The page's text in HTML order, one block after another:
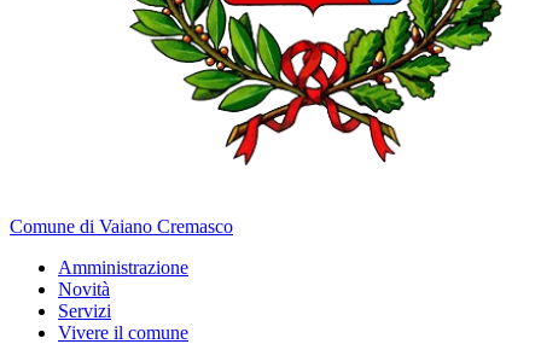
Comune di Vaiano Cremasco
Amministrazione
Novità
Servizi
Vivere il comune